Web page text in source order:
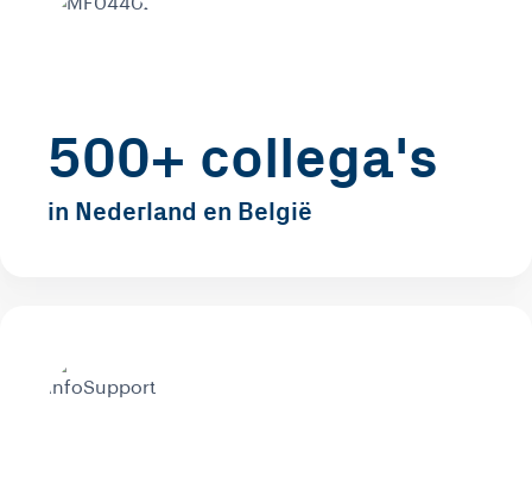
500+ collega's
in Nederland en België